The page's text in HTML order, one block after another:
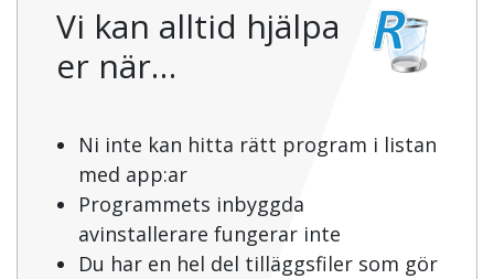
Vi kan alltid hjälpa
er när…
Ni inte kan hitta rätt program i listan
med app:ar
Programmets inbyggda
avinstallerare fungerar inte
Du har en hel del tilläggsfiler som gör